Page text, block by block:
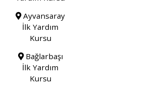
Ayvansaray
İlk Yardım
Kursu
Bağlarbaşı
İlk Yardım
Kursu